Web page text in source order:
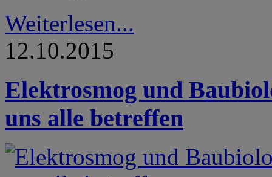
Weiterlesen...
12.10.2015
Elektrosmog und
uns alle betreffen